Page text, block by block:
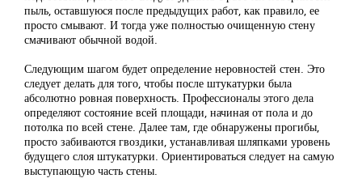
пыль, оставшуюся после предыдущих работ, как правило, ее
просто смывают. И тогда уже полностью очищенную стену
смачивают обычной водой.
Следующим шагом будет определение неровностей стен. Это
следует делать для того, чтобы после штукатурки была
абсолютно ровная поверхность. Профессионалы этого дела
определяют состояние всей площади, начиная от пола и до
потолка по всей стене. Далее там, где обнаружены прогибы,
просто забиваются гвоздики, устанавливая шляпками уровень
будущего слоя штукатурки. Ориентироваться следует на самую
выступающую часть стены.